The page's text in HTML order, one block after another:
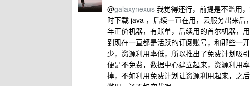
@galaxynexus 我觉得还行，前提是不滥用
时下载 java ，后续一直在用，云服务出来
年正价机器，有账单，后续用的首尔机器，
到现在一直都是活跃的订阅账号，和那些一
少，资源利用率低，所以推出了免费计划吸
便是不免费，数据中心建立起来，资源利用
掉，不如利用免费计划让资源利用起来，之